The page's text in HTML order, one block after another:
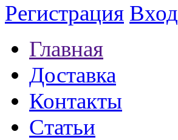
Регистрация Вход
Главная
Доставка
Контакты
Статьи